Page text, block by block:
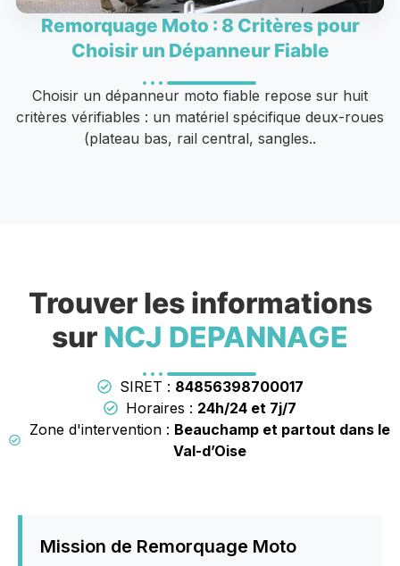
Remorquage Moto : 8 Critères pour
Choisir un Dépanneur Fiable
Choisir un dépanneur moto fiable repose sur huit
critères vérifiables : un matériel spécifique deux-roues
(plateau bas, rail central, sangles..
Trouver les informations
sur NCJ DEPANNAGE
SIRET : 84856398700017
Horaires : 24h/24 et 7j/7
Zone d'intervention : Beauchamp et partout dans le
Val-d’Oise
Mission de Remorquage Moto